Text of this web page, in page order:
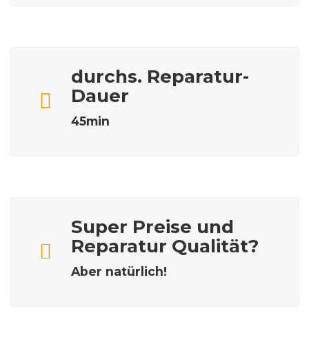
durchs. Reparatur-
Dauer
45min
Super Preise und
Reparatur Qualität?
Aber natürlich!